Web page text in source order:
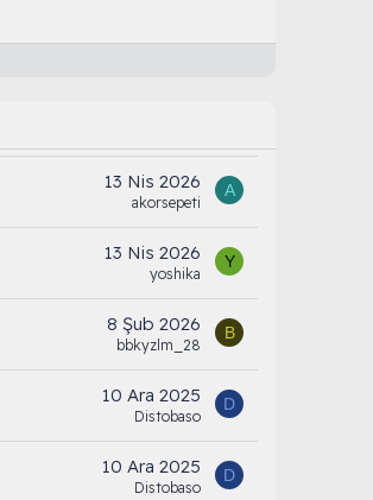
13 Nis 2026
akorsepeti
A
13 Nis 2026
yoshika
Y
8 Şub 2026
bbkyzlm_28
B
10 Ara 2025
Distobaso
D
10 Ara 2025
Distobaso
D